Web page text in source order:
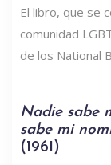
El libro, que se
comunidad
de los National
Nadie sabe
sabe mi
(1961)